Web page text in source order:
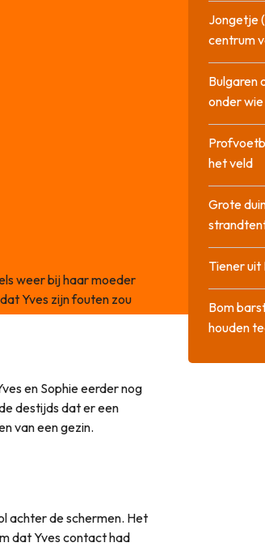
weer bij haar moeder
Yves zijn fouten zou
en Sophie eerder nog
destijds dat er een
van een gezin.
achter de schermen. Het
dat Yves contact had
Jongetje
centrum
Bulgaren
onder
het veld
Grote
Tiener uit
Bom
houden